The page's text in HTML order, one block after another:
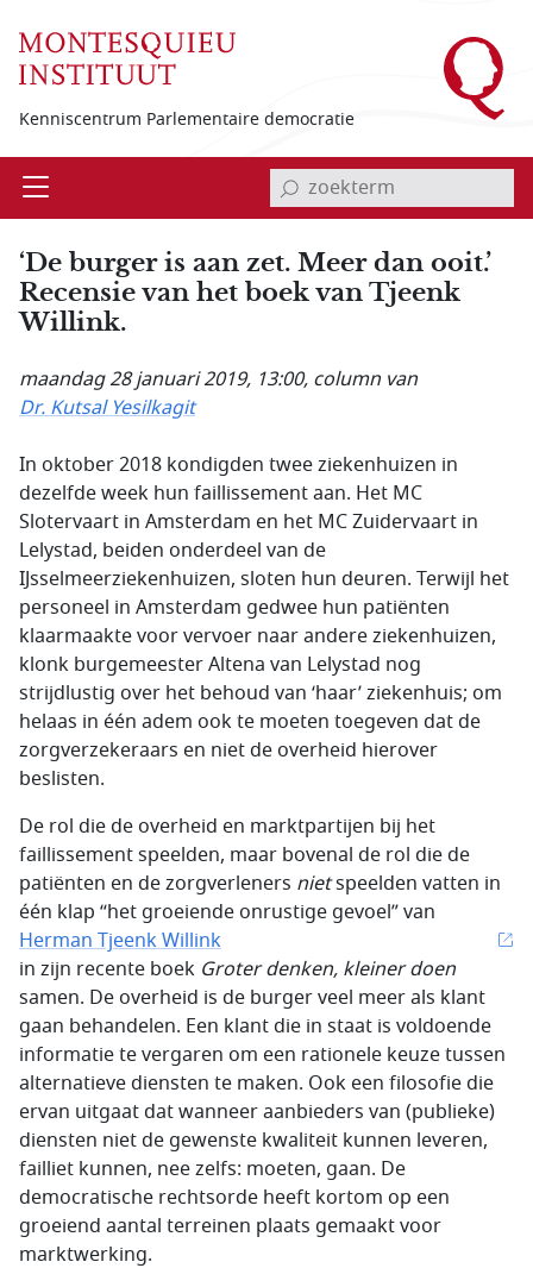
Kenniscentrum Parlementaire democratie
Open invoerveld zoekterm
‘De burger is aan zet. Meer dan ooit.’
Recensie van het boek van Tjeenk
Willink.
maandag 28 januari 2019, 13:00, column van
Dr. Kutsal Yesilkagit
In oktober 2018 kondigden twee ziekenhuizen in
dezelfde week hun faillissement aan. Het MC
Slotervaart in Amsterdam en het MC Zuidervaart in
Lelystad, beiden onderdeel van de
IJsselmeerziekenhuizen, sloten hun deuren. Terwijl het
personeel in Amsterdam gedwee hun patiënten
klaarmaakte voor vervoer naar andere ziekenhuizen,
klonk burgemeester Altena van Lelystad nog
strijdlustig over het behoud van ‘haar’ ziekenhuis; om
helaas in één adem ook te moeten toegeven dat de
zorgverzekeraars en niet de overheid hierover
beslisten.
De rol die de overheid en marktpartijen bij het
faillissement speelden, maar bovenal de rol die de
patiënten en de zorgverleners nietspeelden vatten in
één klap “het groeiende onrustige gevoel” van
Herman Tjeenk Willink
in zijn recente boek Groter denken, kleiner doen
samen. De overheid is de burger veel meer als klant
gaan behandelen. Een klant die in staat is voldoende
informatie te vergaren om een rationele keuze tussen
alternatieve diensten te maken. Ook een filosofie die
ervan uitgaat dat wanneer aanbieders van (publieke)
diensten niet de gewenste kwaliteit kunnen leveren,
failliet kunnen, nee zelfs: moeten, gaan. De
democratische rechtsorde heeft kortom op een
groeiend aantal terreinen plaats gemaakt voor
marktwerking.